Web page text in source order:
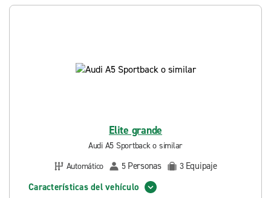
Elite grande
Audi A5 Sportback o similar
Automático
5 Personas 3 Equipaje
Características del vehículo